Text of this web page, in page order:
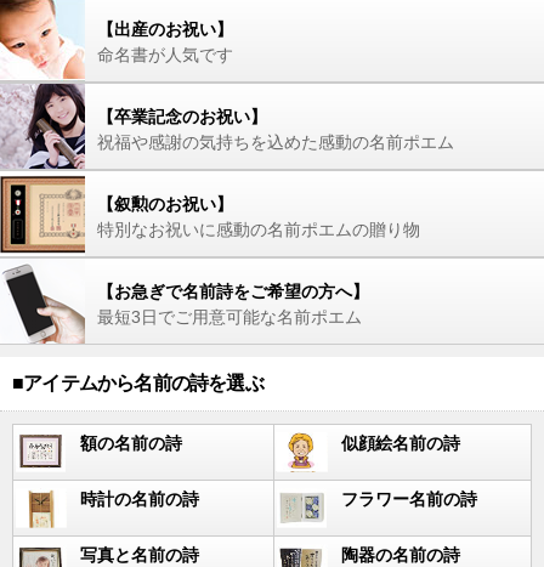
【出産のお祝い】
命名書が人気です
【卒業記念のお祝い】
祝福や感謝の気持ちを込めた感動の名前ポエム
【叙勲のお祝い】
特別なお祝いに感動の名前ポエムの贈り物
【お急ぎで名前詩をご希望の方へ】
最短3日でご用意可能な名前ポエム
■アイテムから名前の詩を選ぶ
額の名前の詩 似顔絵名前の詩
時計の名前の詩 フラワー名前の詩
写真と名前の詩 陶器の名前の詩